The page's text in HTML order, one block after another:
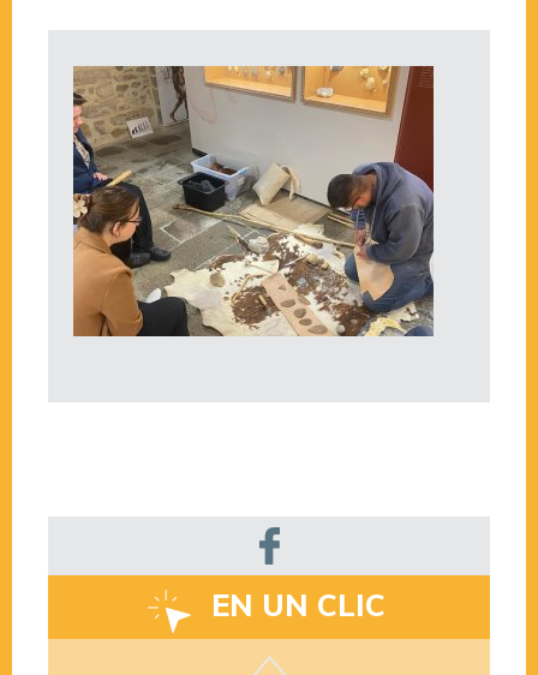
EN UN CLIC